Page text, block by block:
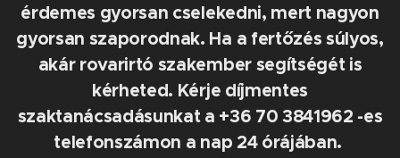
érdemes gyorsan cselekedni, mert nagyon
gyorsan szaporodnak. Ha a fertőzés súlyos,
akár rovarirtó szakember segítségét is
kérheted. Kérje díjmentes
szaktanácsadásunkat a +36 70 3841962 -es
telefonszámon a nap 24 órájában.